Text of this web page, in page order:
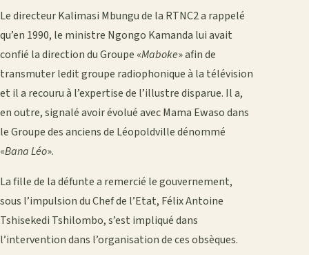
Le directeur Kalimasi Mbungu de la RTNC2 a rappelé
qu’en 1990, le ministre Ngongo Kamanda lui avait
confié la direction du Groupe «Maboke» afin de
transmuter ledit groupe radiophonique à la télévision
et il a recouru à l’expertise de l’illustre disparue. Il a,
en outre, signalé avoir évolué avec Mama Ewaso dans
le Groupe des anciens de Léopoldville dénommé
«Bana Léo».
La fille de la défunte a remercié le gouvernement,
sous l’impulsion du Chef de l’Etat, Félix Antoine
Tshisekedi Tshilombo, s’est impliqué dans
l’intervention dans l’organisation de ces obsèques.